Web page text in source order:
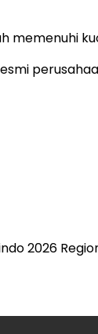
memenuhi
2026